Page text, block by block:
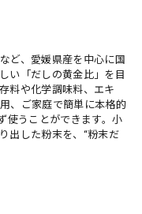
ど、愛媛県産を中心に国
い「だしの黄金比」を目
料や化学調味料、エキ
、ご家庭で簡単に本格的
使うことができます。小
出した粉末を、“粉末だ